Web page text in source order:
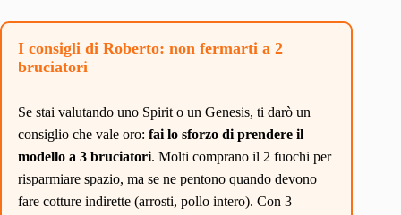
I consigli di Roberto: non fermarti a 2
bruciatori
Se stai valutando uno Spirit o un Genesis, ti darò un
consiglio che vale oro: fai lo sforzo di prendere il
modello a 3 bruciatori. Molti comprano il 2 fuochi per
risparmiare spazio, ma se ne pentono quando devono
fare cotture indirette (arrosti, pollo intero). Con 3